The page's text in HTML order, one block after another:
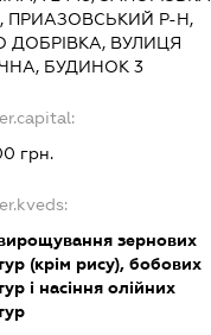
ПРИАЗОВСЬКИЙ Р-Н,
ДОБРІВКА, ВУЛИЦЯ
БУДИНОК 3
грн.
зернових
(крім рису), бобових
і насіння олійних